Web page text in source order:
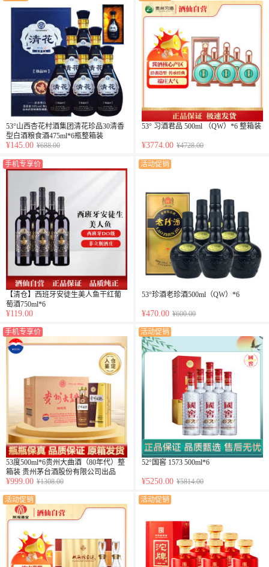
53°山西杏花村酒集团清花珍品30清香
型白酒粮食酒475ml*6瓶整箱装
¥145.00 ¥688.00
53° 习酒君品 500ml （QW）*6 整箱装
¥3774.00 ¥4728.00
手机专享价
【清仓】西班牙安徒生美人鱼干红葡
萄酒750ml*6
¥119.00
活动促销
53°珍酒老珍酒500ml（QW）*6
¥470.00 ¥600.00
手机专享价
53度500ml*6贵州大曲酒（80年代）整
箱装 贵州茅台酒股份有限公司出品
¥999.00 ¥1308.00
活动促销
52°国窖 1573 500ml*6
¥5250.00 ¥5814.00
活动促销 活动促销